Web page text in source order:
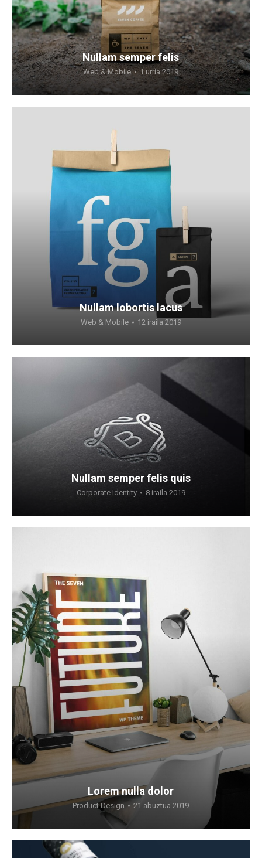
Nullam semper felis
Web & Mobile 1 urria 2019
Nullam lobortis lacus
Web & Mobile 12 iraila 2019
Nullam semper felis quis
Corporate Identity 8 iraila 2019
Lorem nulla dolor
Product Design 21 abuztua 2019